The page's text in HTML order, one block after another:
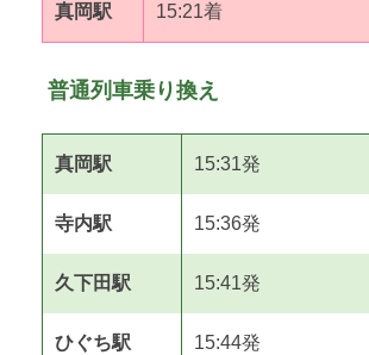
真岡駅 15:21着
普通列車乗り換え
真岡駅 15:31発
寺内駅 15:36発
久下田駅 15:41発
ひぐち駅 15:44発